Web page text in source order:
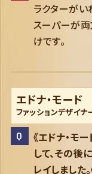
ラクターがい
スーパーが
けです。
エドナ・モード
ファッションデザイナ
《エドナ・モ
して、その後
レイしました